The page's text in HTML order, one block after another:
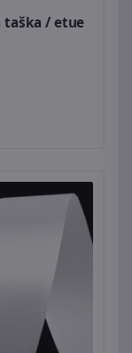
taška / etue